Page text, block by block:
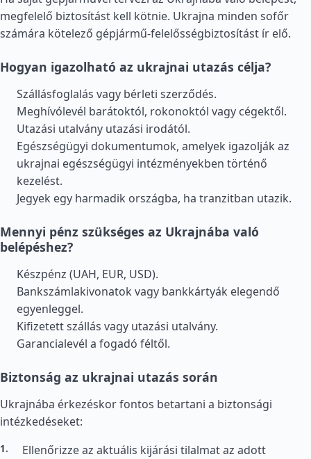
megfelelő biztosítást kell kötnie. Ukrajna minden sofőr
számára kötelező gépjármű-felelősségbiztosítást ír elő.
Hogyan igazolható az ukrajnai utazás célja?
Szállásfoglalás vagy bérleti szerződés.
Meghívólevél barátoktól, rokonoktól vagy cégektől.
Utazási utalvány utazási irodától.
Egészségügyi dokumentumok, amelyek igazolják az
ukrajnai egészségügyi intézményekben történő
kezelést.
Jegyek egy harmadik országba, ha tranzitban utazik.
Mennyi pénz szükséges az Ukrajnába való
belépéshez?
Készpénz (UAH, EUR, USD).
Bankszámlakivonatok vagy bankkártyák elegendő
egyenleggel.
Kifizetett szállás vagy utazási utalvány.
Garancialevél a fogadó féltől.
Biztonság az ukrajnai utazás során
Ukrajnába érkezéskor fontos betartani a biztonsági
intézkedéseket:
Ellenőrizze az aktuális kijárási tilalmat az adott